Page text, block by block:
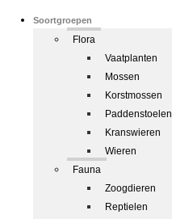
Soortgroepen
Flora
Vaatplanten
Mossen
Korstmossen
Paddenstoelen
Kranswieren
Wieren
Fauna
Zoogdieren
Reptielen